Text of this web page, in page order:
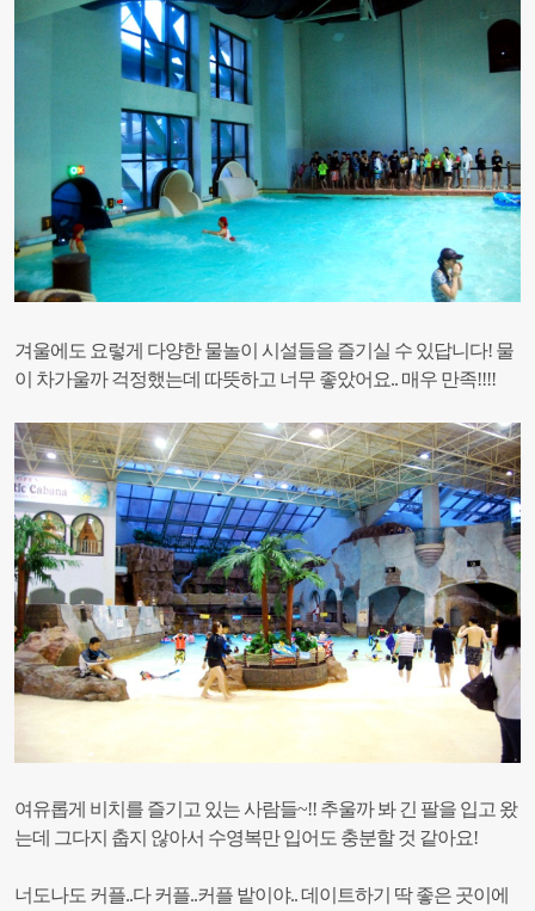
겨울에도 요렇게 다양한 물놀이 시설들을 즐기실 수 있답니다! 물
이 차가울까 걱정했는데 따뜻하고 너무 좋았어요.. 매우 만족!!!!
여유롭게 비치를 즐기고 있는 사람들~!! 추울까 봐 긴 팔을 입고 왔
는데 그다지 춥지 않아서 수영복만 입어도 충분할 것 같아요!
너도나도 커플..다 커플..커플 밭이야..데이트하기 딱 좋은 곳이에